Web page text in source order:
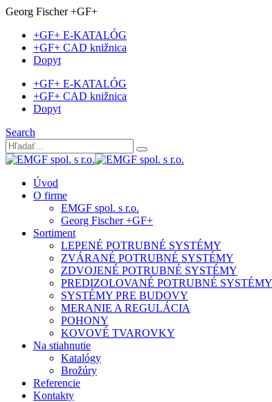
Georg Fischer +GF+
+GF+ E-KATALÓG
+GF+ CAD knižnica
Dopyt
+GF+ E-KATALÓG
+GF+ CAD knižnica
Dopyt
Search
Úvod
O firme
EMGF spol. s r.o.
Georg Fischer +GF+
Sortiment
LEPENÉ POTRUBNÉ SYSTÉMY
ZVÁRANÉ POTRUBNÉ SYSTÉMY
ZDVOJENÉ POTRUBNÉ SYSTÉMY
PREDIZOLOVANÉ POTRUBNÉ SYSTÉMY
SYSTÉMY PRE BUDOVY
MERANIE A REGULÁCIA
POHONY
KOVOVÉ TVAROVKY
Na stiahnutie
Katalógy
Brožúry
Referencie
Kontakty